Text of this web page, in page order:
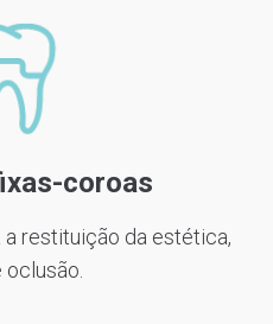
coroas
a restituição da estética,
oclusão.